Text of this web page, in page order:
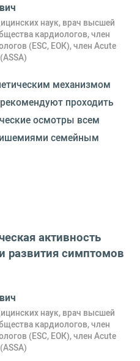
наук, врач высшей
кардиологов, член
(ESC, ЕОК), член Acute
механизмом
проходить
осмотры всем
семейным
активность
развития симптомов
наук, врач высшей
кардиологов, член
(ESC, ЕОК), член Acute